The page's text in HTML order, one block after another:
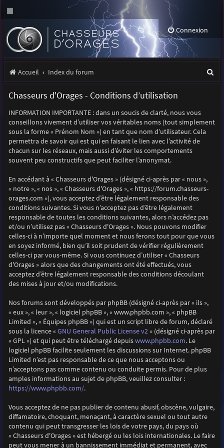
Connexion
Accueil Index du forum
Chasseurs d'Orages - Conditions d’utilisation
INFORMATION IMPORTANTE : dans un soucis de clarté, nous vous
conseillons vivement d’utiliser vos véritables noms (tout simplement
sous la forme « Prénom Nom ») en tant que nom d’utilisateur. Cela
permettra de savoir qui est qui en faisant le lien avec l’activité de
chacun sur les réseaux, mais aussi d’éviter les comportements
souvent peu constructifs que peut faciliter l’anonymat.
En accédant à « Chasseurs d'Orages » (désigné ci-après par « nous »,
« notre », « nos », « Chasseurs d'Orages », « https://forum.chasseurs-
orages.com »), vous acceptez d’être légalement responsable des
conditions suivantes. Si vous n’acceptez pas d’être légalement
responsable de toutes les conditions suivantes, alors n’accédez pas
et/ou n’utilisez pas « Chasseurs d'Orages ». Nous pouvons modifier
celles-ci à n’importe quel moment et nous ferons tout pour que vous
en soyez informé, bien qu’il soit prudent de vérifier régulièrement
celles-ci par vous-même. Si vous continuez d’utiliser « Chasseurs
d'Orages » alors que des changements ont été effectués, vous
acceptez d’être légalement responsable des conditions découlant
des mises à jour et/ou modifications.
Nos forums sont développés par phpBB (désigné ci-après par « ils »,
« eux », « leur », « logiciel phpBB », « www.phpbb.com », « phpBB
Limited », « Équipes phpBB ») qui est un script libre de forum, déclaré
sous la licence « GNU General Public License v2» (désigné ci-après par
« GPL ») et qui peut être téléchargé depuiswww.phpbb.com. Le
logiciel phpBB facilite seulement les discussions sur Internet. phpBB
Limited n’est pas responsable de ce que nous acceptons ou
n’acceptons pas comme contenu ou conduite permis. Pour de plus
amples informations au sujet de phpBB, veuillez consulter :
https://www.phpbb.com/.
Vous acceptez de ne pas publier de contenu abusif, obscène, vulgaire,
diffamatoire, choquant, menaçant, à caractère sexuel ou tout autre
contenu qui peut transgresser les lois de votre pays, du pays où
« Chasseurs d'Orages » est hébergé ou les lois internationales. Le faire
peut vous mener à un bannissement immédiat et permanent, avec